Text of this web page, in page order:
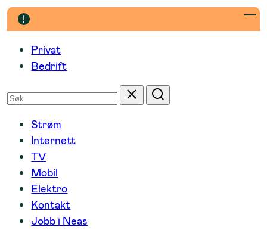
Hopp
til
innholdPrivat
Bedrift
Søk
etter
Tilbakestill
Søk
Strøm
Internett
TV
Mobil
Elektro
Kontakt
Jobb i Neas